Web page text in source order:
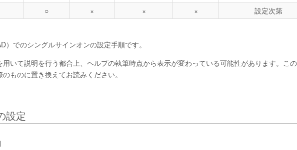
○ × × × 設定次第
でのシングルサインオンの設定手順です。
用いて説明を行う都合上、ヘルプの執筆時点から表示が変わっている可能性があります。こ
ものに置き換えてお読みください。
設定